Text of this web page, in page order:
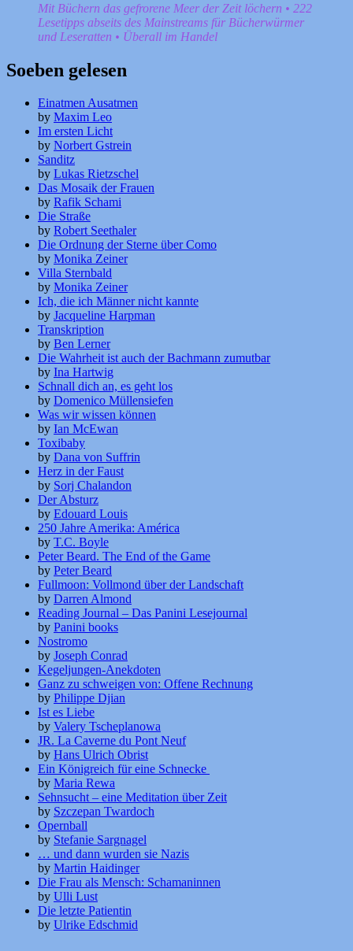
Mit Büchern das gefrorene Meer der Zeit löchern • 222
Lesetipps abseits des Mainstreams für Bücherwürmer
und Leseratten • Überall im Handel
Soeben gelesen
Einatmen Ausatmen
by Maxim Leo
Im ersten Licht
by Norbert Gstrein
Sanditz
by Lukas Rietzschel
Das Mosaik der Frauen
by Rafik Schami
Die Straße
by Robert Seethaler
Die Ordnung der Sterne über Como
by Monika Zeiner
Villa Sternbald
by Monika Zeiner
Ich, die ich Männer nicht kannte
by Jacqueline Harpman
Transkription
by Ben Lerner
Die Wahrheit ist auch der Bachmann zumutbar
by Ina Hartwig
Schnall dich an, es geht los
by Domenico Müllensiefen
Was wir wissen können
by Ian McEwan
Toxibaby
by Dana von Suffrin
Herz in der Faust
by Sorj Chalandon
Der Absturz
by Edouard Louis
250 Jahre Amerika: América
by T.C. Boyle
Peter Beard. The End of the Game
by Peter Beard
Fullmoon: Vollmond über der Landschaft
by Darren Almond
Reading Journal – Das Panini Lesejournal
by Panini books
Nostromo
by Joseph Conrad
Kegeljungen-Anekdoten
Ganz zu schweigen von: Offene Rechnung
by Philippe Djian
Ist es Liebe
by Valery Tscheplanowa
JR. La Caverne du Pont Neuf
by Hans Ulrich Obrist
Ein Königreich für eine Schnecke
by Maria Rewa
Sehnsucht – eine Meditation über Zeit
by Szczepan Twardoch
Opernball
by Stefanie Sargnagel
… und dann wurden sie Nazis
by Martin Haidinger
Die Frau als Mensch: Schamaninnen
by Ulli Lust
Die letzte Patientin
by Ulrike Edschmid